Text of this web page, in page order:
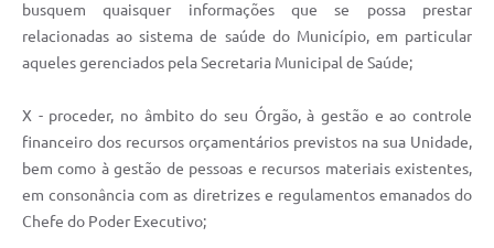
busquem quaisquer informações que se possa prestar
relacionadas ao sistema de saúde do Município, em particular
aqueles gerenciados pela Secretaria Municipal de Saúde;
X - proceder, no âmbito do seu Órgão, à gestão e ao controle
financeiro dos recursos orçamentários previstos na sua Unidade,
bem como à gestão de pessoas e recursos materiais existentes,
em consonância com as diretrizes e regulamentos emanados do
Chefe do Poder Executivo;